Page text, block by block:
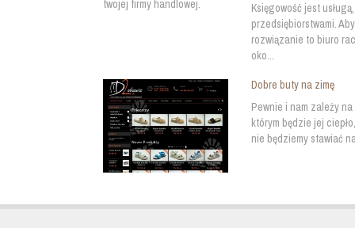
Księgowość jest
przedsiębiorstwami.
rozwiązanie to biuro
oko...
Dobre buty na zimę
Pewnie i nam zależy
którym będzie jej
nie będziemy stawiać